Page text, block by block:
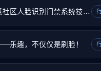
目前，临沂智慧社区人脸识别门禁系统技术该如
乐趣，不仅仅是刷脸！